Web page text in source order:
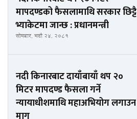
मापदण्डको फैसलामाथि सरकार छिट्टै
भ्याकेटमा जान्छ : प्रधानमन्त्री
सोमबार, भदौ २४, २०८१
नदी किनारबाट दायाँबायाँ थप २०
मिटर मापदण्ड फैसला गर्ने
न्यायाधीशमाथि महाअभियोग लगाउन